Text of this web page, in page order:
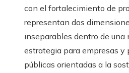
con el fortalecimiento de
representan dos
inseparables dentro de una
estrategia para empresas y
públicas orientadas a la